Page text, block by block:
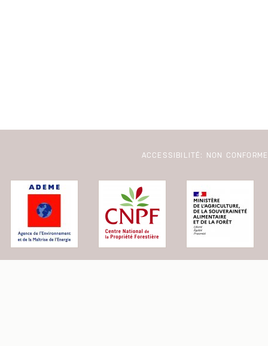
ACCESSIBILITÉ: NON CONFORME